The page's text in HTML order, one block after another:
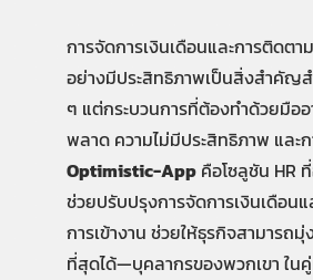
การจัดการเงินเดือนและการติดตา
อย่างมีประสิทธิภาพเป็นสิ่งสำคัญ
ๆ แต่กระบวนการที่ต้องทำด้วยมือ
พลาด ความไม่มีประสิทธิภาพ และก
Optimistic-Appคือโซลูชัน HR
ช่วยปรับปรุงการจัดการเงินเดือน
การเข้างาน ช่วยให้ธุรกิจสามารถ
ที่สุดได้—บุคลากรของพวกเขา ในคู่